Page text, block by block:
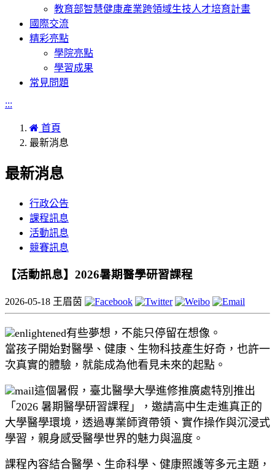
教育部智慧健康產業跨領域生技人才培育計畫
國際交流
精彩亮點
學院亮點
學習成果
常見問題
:::
首頁
最新消息
最新消息
行政公告
課程訊息
活動訊息
競賽訊息
【活動訊息】2026暑期醫學研習課程
2026-05-18 王眉茵
有些夢想，不能只停留在想像。
當孩子開始對醫學、健康、生物科技產生好奇，也許一
次真實的體驗，就能成為他看見未來的起點。
這個暑假，臺北醫學大學進修推廣處特別推出
「2026 暑期醫學研習課程」，邀請高中生走進真正的
大學醫學環境，透過專業師資帶領、實作操作與沉浸式
學習，親身感受醫學世界的魅力與溫度。
課程內容結合醫學、生命科學、健康照護等多元主題，